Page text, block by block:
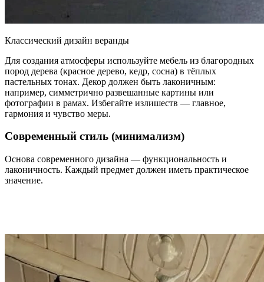
Классический дизайн веранды
Для создания атмосферы используйте мебель из благородных
пород дерева (красное дерево, кедр, сосна) в тёплых
пастельных тонах. Декор должен быть лаконичным:
например, симметрично развешанные картины или
фотографии в рамах. Избегайте излишеств — главное,
гармония и чувство меры.
Современный стиль (минимализм)
Основа современного дизайна — функциональность и
лаконичность. Каждый предмет должен иметь практическое
значение.